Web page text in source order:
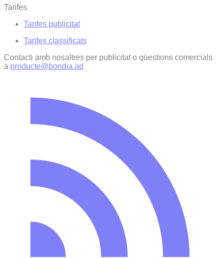
Tarifes
Tarifes publicitat
Tarifes classificats
Contacti amb nosaltres per publicitat o qüestions comercials
a producte@bondia.ad